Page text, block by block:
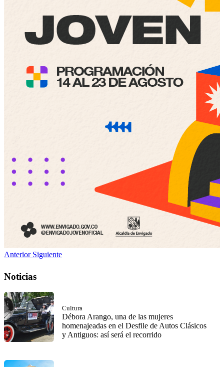
Anterior Siguiente
Noticias
Cultura
Débora Arango, una de las mujeres
homenajeadas en el Desfile de Autos Clásicos
y Antiguos: así será el recorrido